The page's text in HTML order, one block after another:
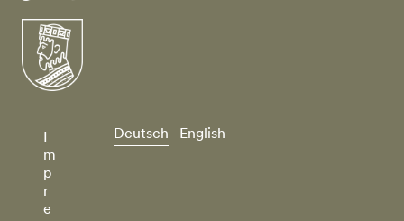
I
m
p
r
e
Deutsch English